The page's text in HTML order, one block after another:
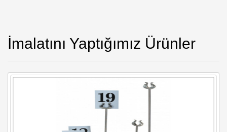
İmalatını Yaptığımız Ürünler